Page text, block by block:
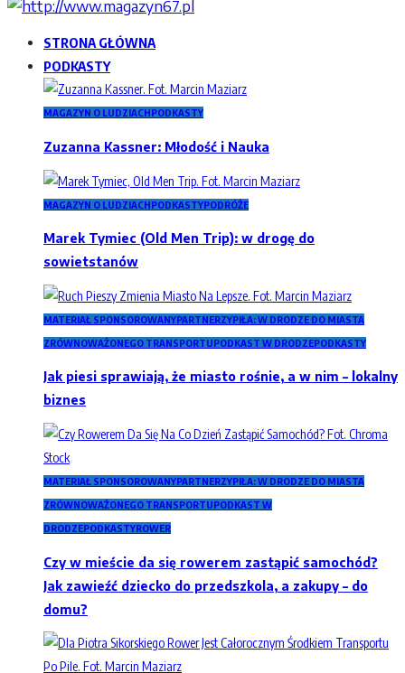
STRONA GŁÓWNA
PODKASTY
MAGAZYN O LUDZIACHPODKASTY
Zuzanna Kassner: Młodość i Nauka
MAGAZYN O LUDZIACHPODKASTYPODRÓŻE
Marek Tymiec (Old Men Trip): w drogę do
sowietstanów
MATERIAŁ SPONSOROWANYPARTNERZYPIŁA: W DRODZE DO MIASTA
ZRÓWNOWAŻONEGO TRANSPORTUPODKAST W DRODZEPODKASTY
Jak piesi sprawiają, że miasto rośnie, a w nim – lokalny
biznes
MATERIAŁ SPONSOROWANYPARTNERZYPIŁA: W DRODZE DO MIASTA
ZRÓWNOWAŻONEGO TRANSPORTUPODKAST W
DRODZEPODKASTYROWER
Czy w mieście da się rowerem zastąpić samochód?
Jak zawieźć dziecko do przedszkola, a zakupy – do
domu?